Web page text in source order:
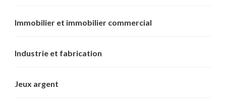
Immobilier et immobilier commercial
Industrie et fabrication
Jeux argent